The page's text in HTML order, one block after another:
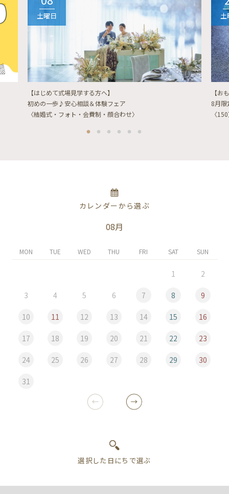
土曜日
【はじめて式場見学する方へ】
初めの一歩♪安心相談＆体験フェア
〈結婚式・フォト・会費制・顔合わせ〉
土
【お
8月限
〈
カレンダーから選ぶ
08月
MON TUE WED THU FRI SAT SUN
1 2
3 4 5 6 7 8 9
10 11 12 13 14 15 16
17 18 19 20 21 22 23
24 25 26 27 28 29 30
31